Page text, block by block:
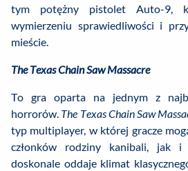
tym potężny pistolet Auto-9,
wymierzeniu sprawiedliwości i
mieście.
The Texas Chain Saw Massacre
To gra oparta na jednym z
horrorów. The Texas Chain Saw
typ multiplayer, w której gracze
członków rodziny kanibali, jak
doskonale oddaje klimat